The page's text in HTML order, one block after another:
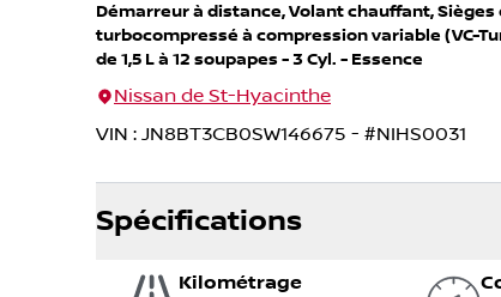
Démarreur à distance, Volant chauffant,
turbocompressé à compression variable (VC-
de 1,5 L à 12 soupapes - 3 Cyl. - Essence
Nissan de St-Hyacinthe
VIN : JN8BT3CB0SW146675 - #NIHS0031
Spécifications
Kilométrage